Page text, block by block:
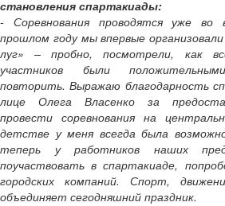
становления спартакиады:
- Соревнования проводятся уже
прошлом году мы впервые
луг» – пробно, посмотрели, как
участников были
повторить. Выражаю благодарность
лице Олега Власенко за
провести соревнования на
детстве у меня всегда была
теперь у работников наших
поучаствовать в спартакиаде,
городских компаний. Спорт,
объединяет сегодняшний праздник.